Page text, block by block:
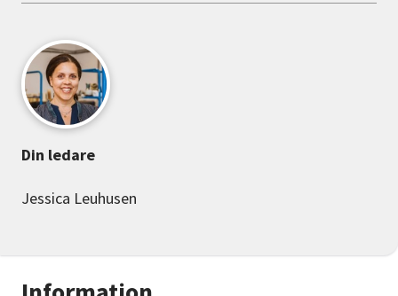
Din ledare
Jessica Leuhusen